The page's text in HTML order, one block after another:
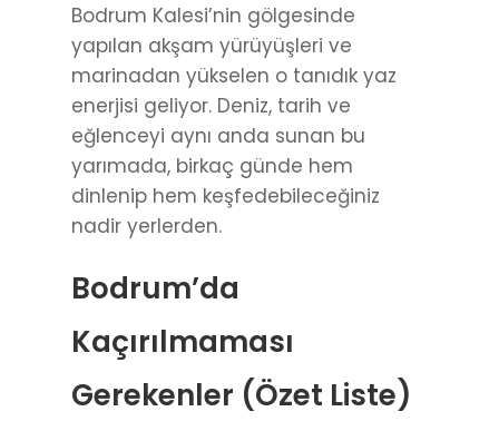
Bodrum Kalesi’nin gölgesinde
yapılan akşam yürüyüşleri ve
marinadan yükselen o tanıdık yaz
enerjisi geliyor. Deniz, tarih ve
eğlenceyi aynı anda sunan bu
yarımada, birkaç günde hem
dinlenip hem keşfedebileceğiniz
nadir yerlerden.
Bodrum’da
Kaçırılmaması
Gerekenler (Özet Liste)